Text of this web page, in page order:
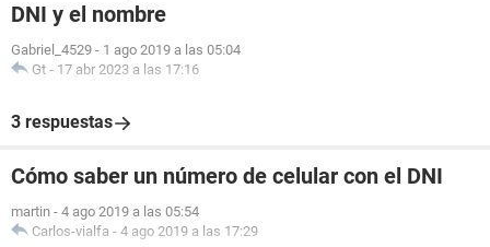
DNI y el nombre
Gabriel_4529 - 1 ago 2019 a las 05:04
Gt - 17 abr 2023 a las 17:16
3 respuestas
Cómo saber un número de celular con el DNI
martin - 4 ago 2019 a las 05:54
Carlos-vialfa - 4 ago 2019 a las 17:29